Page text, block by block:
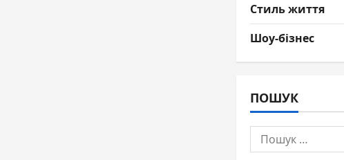
Стиль життя
Шоу-бізнес
ПОШУК
Пошук: